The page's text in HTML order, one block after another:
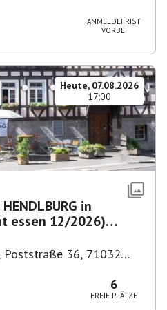
ANMELDEFRIST
VORBEI
Heute, 07.08.2026
17:00
in
essen 12/2026)
Poststraße 36, 71032
6
FREIE PLÄTZE